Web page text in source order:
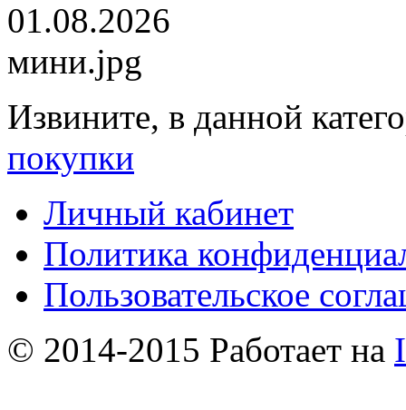
Извините, в данной
покупки
Личный кабинет
Политика
Пользовательское
© 2014-2015 Работает на